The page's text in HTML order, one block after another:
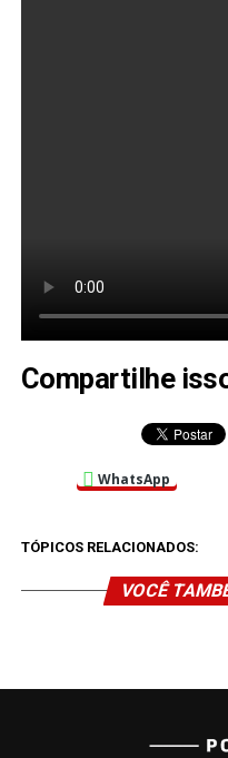
Compartilhe
WhatsApp
TÓPICOS RELACIONADOS:
VOCÊ